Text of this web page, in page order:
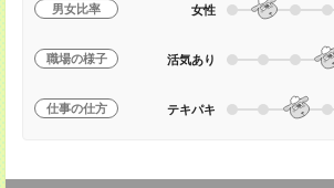
男女比率 女性
職場の様子 活気あり
仕事の仕方 テキパキ